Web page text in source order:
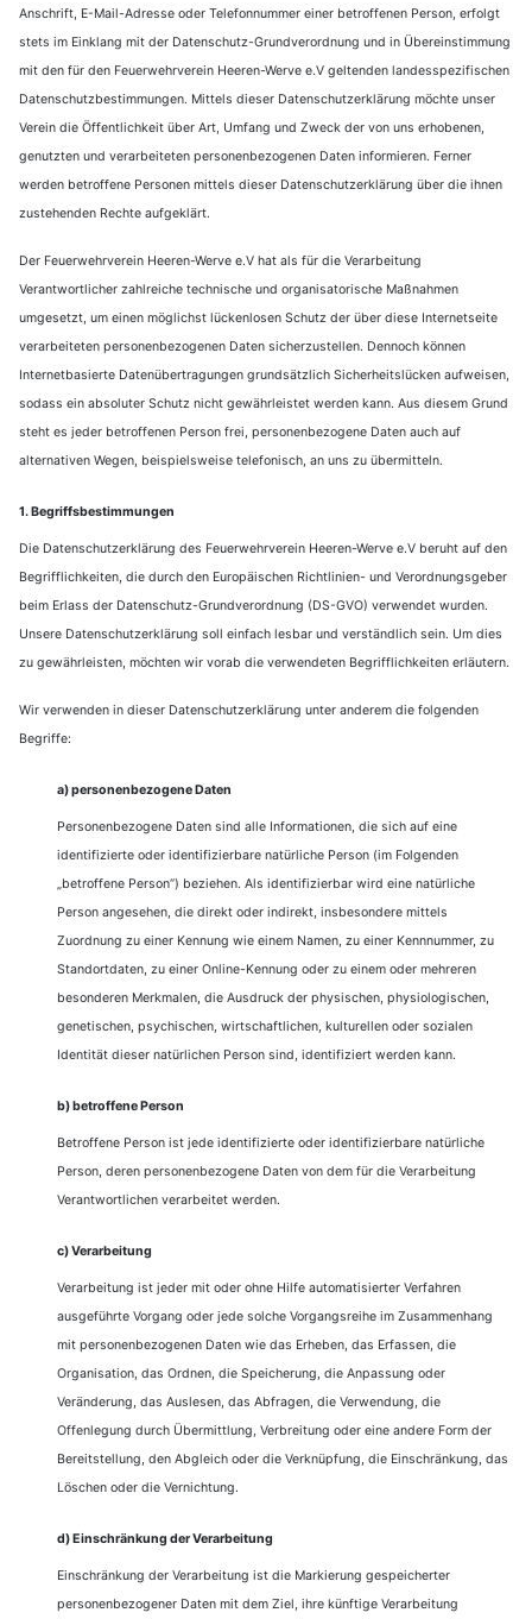
Anschrift, E-Mail-Adresse oder Telefonnummer einer betroffenen Person, erfolgt
stets im Einklang mit der Datenschutz-Grundverordnung und in Übereinstimmung
mit den für den Feuerwehrverein Heeren-Werve e.V geltenden landesspezifischen
Datenschutzbestimmungen. Mittels dieser Datenschutzerklärung möchte unser
Verein die Öffentlichkeit über Art, Umfang und Zweck der von uns erhobenen,
genutzten und verarbeiteten personenbezogenen Daten informieren. Ferner
werden betroffene Personen mittels dieser Datenschutzerklärung über die ihnen
zustehenden Rechte aufgeklärt.
Der Feuerwehrverein Heeren-Werve e.V hat als für die Verarbeitung
Verantwortlicher zahlreiche technische und organisatorische Maßnahmen
umgesetzt, um einen möglichst lückenlosen Schutz der über diese Internetseite
verarbeiteten personenbezogenen Daten sicherzustellen. Dennoch können
Internetbasierte Datenübertragungen grundsätzlich Sicherheitslücken aufweisen,
sodass ein absoluter Schutz nicht gewährleistet werden kann. Aus diesem Grund
steht es jeder betroffenen Person frei, personenbezogene Daten auch auf
alternativen Wegen, beispielsweise telefonisch, an uns zu übermitteln.
1. Begriffsbestimmungen
Die Datenschutzerklärung des Feuerwehrverein Heeren-Werve e.V beruht auf den
Begrifflichkeiten, die durch den Europäischen Richtlinien- und Verordnungsgeber
beim Erlass der Datenschutz-Grundverordnung (DS-GVO) verwendet wurden.
Unsere Datenschutzerklärung soll einfach lesbar und verständlich sein. Um dies
zu gewährleisten, möchten wir vorab die verwendeten Begrifflichkeiten erläutern.
Wir verwenden in dieser Datenschutzerklärung unter anderem die folgenden
Begriffe:
a) personenbezogene Daten
Personenbezogene Daten sind alle Informationen, die sich auf eine
identifizierte oder identifizierbare natürliche Person (im Folgenden
„betroffene Person“) beziehen. Als identifizierbar wird eine natürliche
Person angesehen, die direkt oder indirekt, insbesondere mittels
Zuordnung zu einer Kennung wie einem Namen, zu einer Kennnummer, zu
Standortdaten, zu einer Online-Kennung oder zu einem oder mehreren
besonderen Merkmalen, die Ausdruck der physischen, physiologischen,
genetischen, psychischen, wirtschaftlichen, kulturellen oder sozialen
Identität dieser natürlichen Person sind, identifiziert werden kann.
b) betroffene Person
Betroffene Person ist jede identifizierte oder identifizierbare natürliche
Person, deren personenbezogene Daten von dem für die Verarbeitung
Verantwortlichen verarbeitet werden.
c) Verarbeitung
Verarbeitung ist jeder mit oder ohne Hilfe automatisierter Verfahren
ausgeführte Vorgang oder jede solche Vorgangsreihe im Zusammenhang
mit personenbezogenen Daten wie das Erheben, das Erfassen, die
Organisation, das Ordnen, die Speicherung, die Anpassung oder
Veränderung, das Auslesen, das Abfragen, die Verwendung, die
Offenlegung durch Übermittlung, Verbreitung oder eine andere Form der
Bereitstellung, den Abgleich oder die Verknüpfung, die Einschränkung, das
Löschen oder die Vernichtung.
d) Einschränkung der Verarbeitung
Einschränkung der Verarbeitung ist die Markierung gespeicherter
personenbezogener Daten mit dem Ziel, ihre künftige Verarbeitung